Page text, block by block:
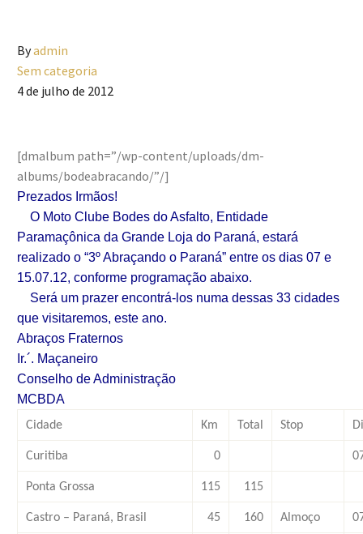
Byadmin
Sem categoria
4 de julho de 2012
[dmalbum path=”/wp-content/uploads/dm-
albums/bodeabracando/”/]
Prezados Irmãos!
O Moto Clube Bodes do Asfalto, Entidade
Paramaçônica da Grande Loja do Paraná, estará
realizado o “3º Abraçando o Paraná” entre os dias 07 e
15.07.12, conforme programação abaixo.
Será um prazer encontrá-los numa dessas 33 cidades
que visitaremos, este ano.
Abraços Fraternos
Ir.´. Maçaneiro
Conselho de Administração
MCBDA
Cidade Km Total Stop
Curitiba 0
Ponta Grossa 115 115
Castro – Paraná, Brasil 45 160 Almoço